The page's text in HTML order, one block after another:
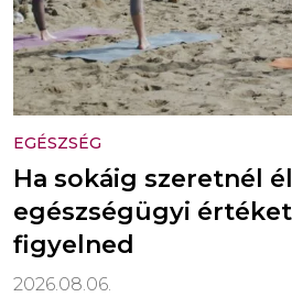
EGÉSZSÉG
Ha sokáig szeretnél
egészségügyi
figyelned
2026.08.06.